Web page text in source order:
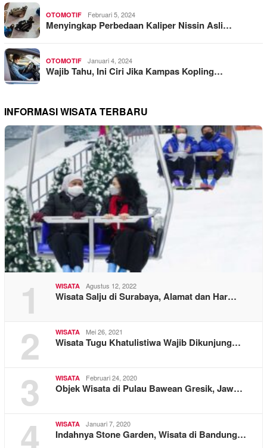
OTOMOTIF Februari 5, 2024
Menyingkap Perbedaan Kaliper Nissin Asli…
OTOMOTIF Januari 4, 2024
Wajib Tahu, Ini Ciri Jika Kampas Kopling…
INFORMASI WISATA TERBARU
1 WISATA Agustus 12, 2022
Wisata Salju di Surabaya, Alamat dan Har…
2 WISATA Mei 26, 2021
Wisata Tugu Khatulistiwa Wajib Dikunjung…
3 WISATA Februari 24, 2020
Objek Wisata di Pulau Bawean Gresik, Jaw…
4 WISATA Januari 7, 2020
Indahnya Stone Garden, Wisata di Bandung…